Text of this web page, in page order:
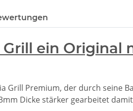
Grill ein Original
Grill Premium, der durch seine
Dicke stärker gearbeitet